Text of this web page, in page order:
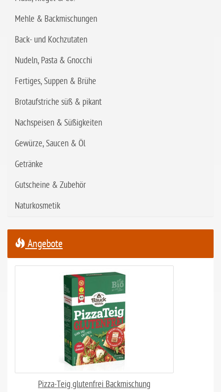
Mehle & Backmischungen
Back- und Kochzutaten
Nudeln, Pasta & Gnocchi
Fertiges, Suppen & Brühe
Brotaufstriche süß & pikant
Nachspeisen & Süßigkeiten
Gewürze, Saucen & Öl
Getränke
Gutscheine & Zubehör
Naturkosmetik
Angebote
Pizza-Teig glutenfrei Backmischung